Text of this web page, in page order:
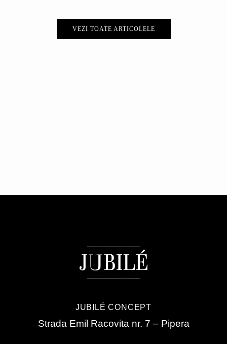
VEZI TOATE ARTICOLELE
JUBILÉ CONCEPT
Strada Emil Racovita nr. 7 – Pipera